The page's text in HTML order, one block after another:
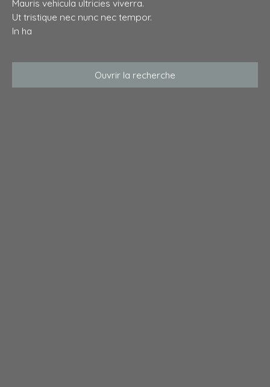
Mauris vehicula ultricies viverra.
Ut tristique nec nunc nec tempor.
In ha
Ouvrir la recherche